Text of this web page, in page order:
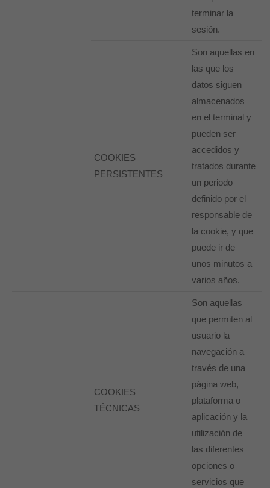
terminar la
sesión.
COOKIES
PERSISTENTES
Son aquellas en
las que los
datos siguen
almacenados
en el terminal y
pueden ser
accedidos y
tratados durante
un periodo
definido por el
responsable de
la cookie, y que
puede ir de
unos minutos a
varios años.
COOKIES
TÉCNICAS
Son aquellas
que permiten al
usuario la
navegación a
través de una
página web,
plataforma o
aplicación y la
utilización de
las diferentes
opciones o
servicios que